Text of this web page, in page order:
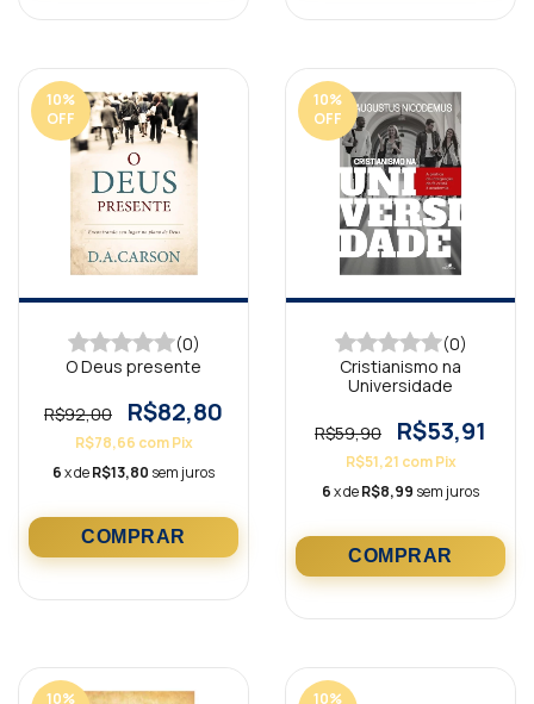
10%
OFF
(0)
O Deus presente
R$92,00 R$82,80
R$78,66 com Pix
6x deR$13,80 sem juros
10%
OFF
(0)
Cristianismo na
Universidade
R$59,90 R$53,91
R$51,21 com Pix
6x deR$8,99 sem juros
10%
10%